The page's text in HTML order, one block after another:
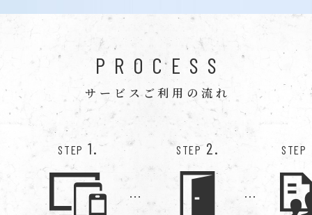
PROCESS
サービスご利用の流れ
STEP 1. STEP 2. STEP